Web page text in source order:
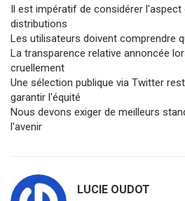
Il est impératif de considérer
distributions
Les utilisateurs doivent comprendre
La transparence relative annoncée
cruellement
Une sélection publique via Twitter
garantir l'équité
Nous devons exiger de meilleurs
l'avenir
LUCIE OUDOT